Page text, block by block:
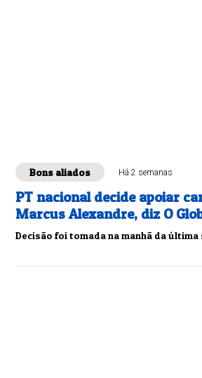
Bons aliados Há 2 semanas
PT nacional decide apoiar
Marcus Alexandre, diz O
Decisão foi tomada na manhã da